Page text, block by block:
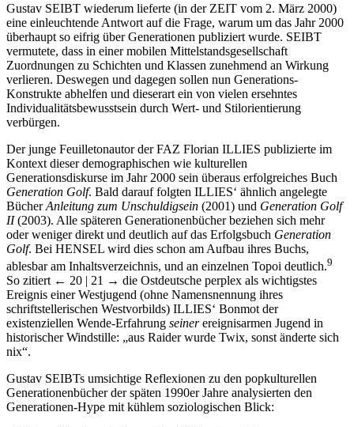
Gustav SEIBT wiederum lieferte (in der ZEIT vom 2. März 2000)
eine einleuchtende Antwort auf die Frage, warum um das Jahr 2000
überhaupt so eifrig über Generationen publiziert wurde. SEIBT
vermutete, dass in einer mobilen Mittelstandsgesellschaft
Zuordnungen zu Schichten und Klassen zunehmend an Wirkung
verlieren. Deswegen und dagegen sollen nun Generations-
Konstrukte abhelfen und dieserart ein von vielen ersehntes
Individualitätsbewusstsein durch Wert- und Stilorientierung
verbürgen.
Der junge Feuilletonautor der FAZ Florian ILLIES publizierte im
Kontext dieser demographischen wie kulturellen
Generationsdiskurse im Jahr 2000 sein überaus erfolgreiches Buch
Generation Golf. Bald darauf folgten ILLIES‘ ähnlich angelegte
BücherAnleitung zum Unschuldigsein (2001) und Generation Golf
II(2003). Alle späteren Generationenbücher beziehen sich mehr
oder weniger direkt und deutlich auf das Erfolgsbuch Generation
Golf. Bei HENSEL wird dies schon am Aufbau ihres Buchs,
ablesbar am Inhaltsverzeichnis, und an einzelnen Topoi deutlich.9
So zitiert ← 20 | 21 → die Ostdeutsche perplex als wichtigstes
Ereignis einer Westjugend (ohne Namensnennung ihres
schriftstellerischen Westvorbilds) ILLIES‘ Bonmot der
existenziellen Wende-Erfahrung seinerereignisarmen Jugend in
historischer Windstille: „aus Raider wurde Twix, sonst änderte sich
nix“.
Gustav SEIBTs umsichtige Reflexionen zu den popkulturellen
Generationenbücher der späten 1990er Jahre analysierten den
Generationen-Hype mit kühlem soziologischen Blick: